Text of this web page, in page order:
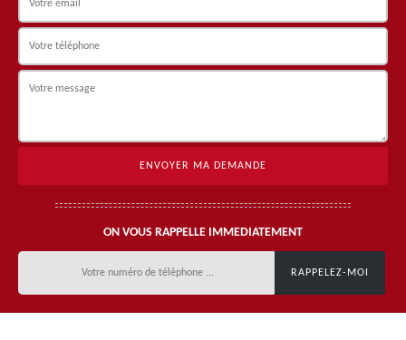
ON VOUS RAPPELLE IMMEDIATEMENT